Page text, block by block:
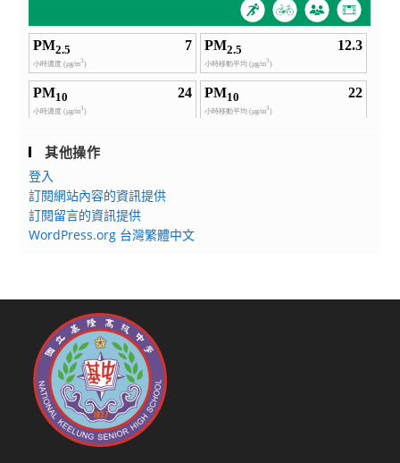
其他操作
登入
訂閱網站內容的資訊提供
訂閱留言的資訊提供
WordPress.org 台灣繁體中文